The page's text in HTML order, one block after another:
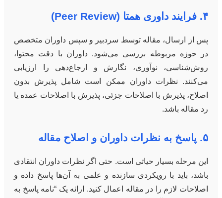
۴. فرایند داوری همتا (Peer Review)
پس از ارسال، مقاله توسط سردبیر و سپس داوران متخصص
در حوزه مربوطه بررسی می‌شود. داوران با دقت محتوا،
روش‌شناسی، نوآوری، نگارش و ارجاع‌دهی را ارزیابی
می‌کنند. نظرات داوران ممکن است شامل پذیرش بدون
اصلاح، پذیرش با اصلاحات جزئی، پذیرش با اصلاحات عمده یا
رد مقاله باشد.
۵. پاسخ به نظرات داوران و اصلاح مقاله
این مرحله بسیار حیاتی است. حتی اگر نظرات داوران انتقادی
باشد، باید با رویکردی سازنده و علمی به آن‌ها پاسخ داده و
اصلاحات لازم را در مقاله اعمال کنید. ارائه یک “نامه پاسخ به